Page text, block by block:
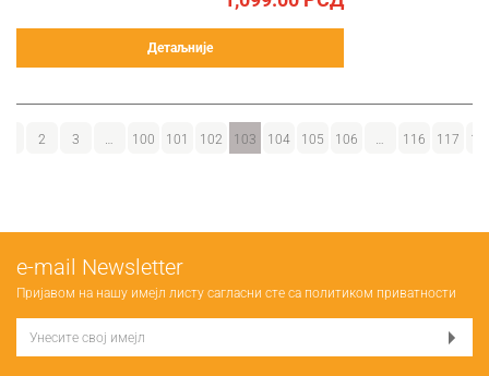
Детаљније
2 3 100 101 102 103 104 105 106 116 117
е-mail Newsletter
Пријавом на нашу имејл листу сагласни сте са политиком приватности